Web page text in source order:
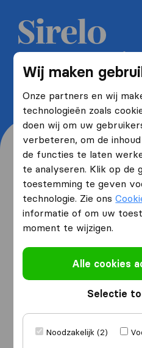
Wij maken
Onze partners en wij
technologieën zoals
doen wij om uw
verbeteren, om de
de functies te laten
te analyseren. Klik op de
toestemming te geven
technologie. Zie ons
informatie of om uw
moment te wijzigen.
Alle cookies
Selectie
Noodzakelijk (2)
Ontvang 5 gratis
verhuisfirma's en
40%
Waar woont
verhuist u
Ik ga verhuizenvan
Ik ga verhuizennaar